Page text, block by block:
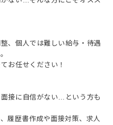
、個人では難しい給与・待遇
お任せください！
接に自信がない…という方も
履歴書作成や面接対策、求人